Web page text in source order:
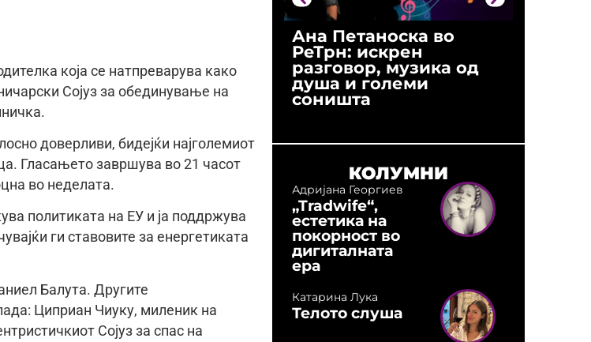
која се натпреварува како
Сојуз за обединување на
доверливи, бидејќи најголемиот
Гласањето завршува во 21 часот
во неделата.
политиката на ЕУ и ја поддржува
ги ставовите за енергетиката
Балутa. Другите
Циприан Чиуку, миленик на
Сојуз за спас на
Ана Петаноска во
РеТрн: искрен
разговор, музика од
душа и големи
соништа
КОЛУМНИ
Адријана Георгиев
„Tradwife“,
естетика на
покорност во
дигиталната
ера
Катарина Лука
Телото слуша